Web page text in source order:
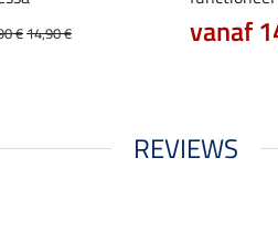
€14,90 € vanaf
REVIEWS